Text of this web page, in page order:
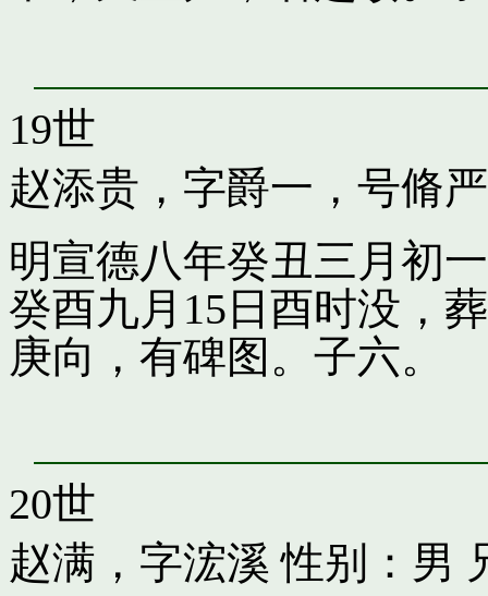
19世
赵添贵，字爵一，号脩严
明宣德八年癸丑三月初
癸酉九月15日酉时没，
庚向，有碑图。子六。
20世
赵满，字浤溪 性别：男